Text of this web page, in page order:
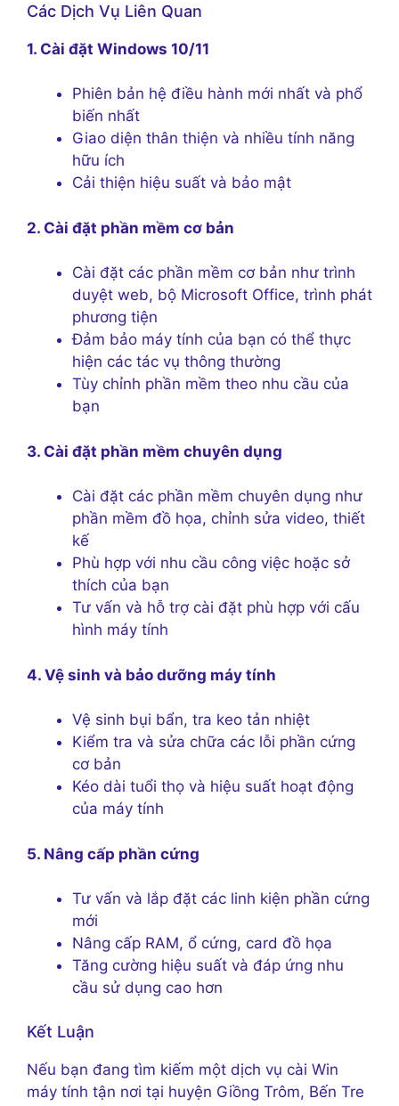
Các Dịch Vụ Liên Quan
1. Cài đặt Windows 10/11
Phiên bản hệ điều hành mới nhất và phổ
biến nhất
Giao diện thân thiện và nhiều tính năng
hữu ích
Cải thiện hiệu suất và bảo mật
2. Cài đặt phần mềm cơ bản
Cài đặt các phần mềm cơ bản như trình
duyệt web, bộ Microsoft Office, trình phát
phương tiện
Đảm bảo máy tính của bạn có thể thực
hiện các tác vụ thông thường
Tùy chỉnh phần mềm theo nhu cầu của
bạn
3. Cài đặt phần mềm chuyên dụng
Cài đặt các phần mềm chuyên dụng như
phần mềm đồ họa, chỉnh sửa video, thiết
kế
Phù hợp với nhu cầu công việc hoặc sở
thích của bạn
Tư vấn và hỗ trợ cài đặt phù hợp với cấu
hình máy tính
4. Vệ sinh và bảo dưỡng máy tính
Vệ sinh bụi bẩn, tra keo tản nhiệt
Kiểm tra và sửa chữa các lỗi phần cứng
cơ bản
Kéo dài tuổi thọ và hiệu suất hoạt động
của máy tính
5. Nâng cấp phần cứng
Tư vấn và lắp đặt các linh kiện phần cứng
mới
Nâng cấp RAM, ổ cứng, card đồ họa
Tăng cường hiệu suất và đáp ứng nhu
cầu sử dụng cao hơn
Kết Luận
Nếu bạn đang tìm kiếm một dịch vụ cài Win
máy tính tận nơi tại huyện Giồng Trôm, Bến Tre